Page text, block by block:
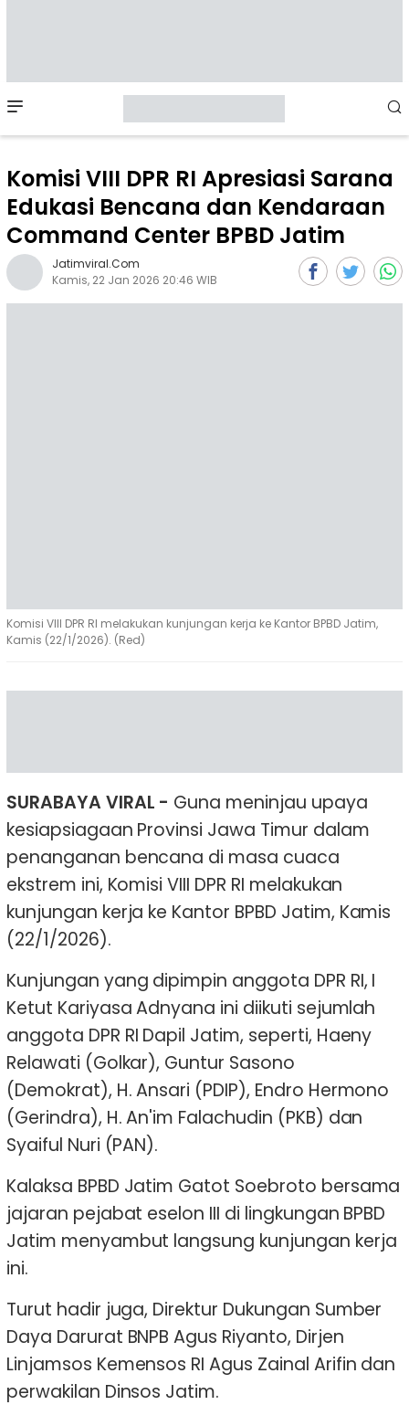
Menu
Komisi VIII DPR RI Apresiasi Sarana
Edukasi Bencana dan Kendaraan
Command Center BPBD Jatim
Jatimviral.com
Kamis, 22 Jan 2026 20:46 WIB
Komisi VIII DPR RI melakukan kunjungan kerja ke Kantor BPBD Jatim,
Kamis (22/1/2026). (Red)
SURABAYA VIRAL - Guna meninjau upaya
kesiapsiagaan Provinsi Jawa Timur dalam
penanganan bencana di masa cuaca
ekstrem ini, Komisi VIII DPR RI melakukan
kunjungan kerja ke Kantor BPBD Jatim, Kamis
(22/1/2026).
Kunjungan yang dipimpin anggota DPR RI, I
Ketut Kariyasa Adnyana ini diikuti sejumlah
anggota DPR RI Dapil Jatim, seperti, Haeny
Relawati (Golkar), Guntur Sasono
(Demokrat), H. Ansari (PDIP), Endro Hermono
(Gerindra), H. An'im Falachudin (PKB) dan
Syaiful Nuri (PAN).
Kalaksa BPBD Jatim Gatot Soebroto bersama
jajaran pejabat eselon III di lingkungan BPBD
Jatim menyambut langsung kunjungan kerja
ini.
Turut hadir juga, Direktur Dukungan Sumber
Daya Darurat BNPB Agus Riyanto, Dirjen
Linjamsos Kemensos RI Agus Zainal Arifin dan
perwakilan Dinsos Jatim.